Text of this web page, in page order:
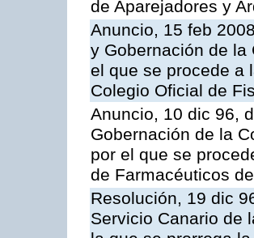
de Aparejadores y
Anuncio, 15 feb
y Gobernación de
el que se procede a
Colegio Oficial de
Anuncio, 10 dic 96,
Gobernación de la
por el que se
de Farmacéuticos
Resolución, 19 dic
Servicio Canario de